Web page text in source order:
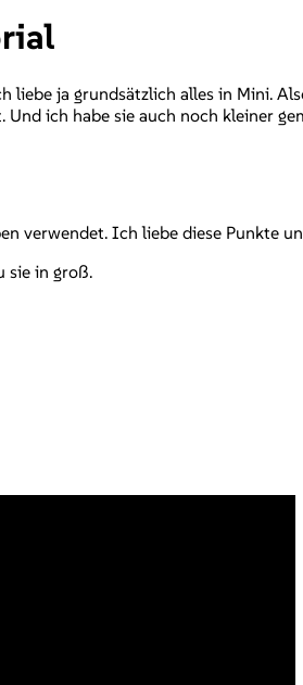
ja grundsätzlich alles in Mini.
Und ich habe sie auch noch kleiner
verwendet. Ich liebe diese Punkte
sie in groß.